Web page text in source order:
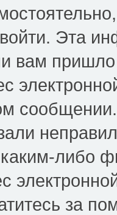
Эта
вам
либо
за